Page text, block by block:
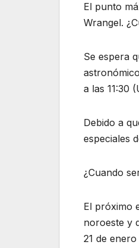
El punto
Wrangel.
Se espera
a las 11:30
Debido a
especiales
¿Cuando
El próximo
noroeste y
21 de